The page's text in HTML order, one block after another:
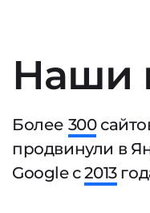
Наши
Более 300
продвинули в
Google с2013